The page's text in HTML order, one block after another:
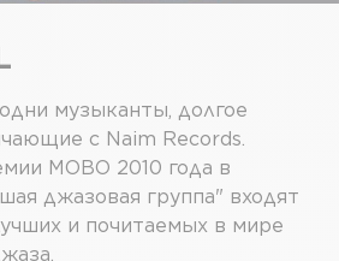
музыканты, долгое
с Naim Records.
MOBO 2010 года в
джазовая группа" входят
и почитаемых в мире